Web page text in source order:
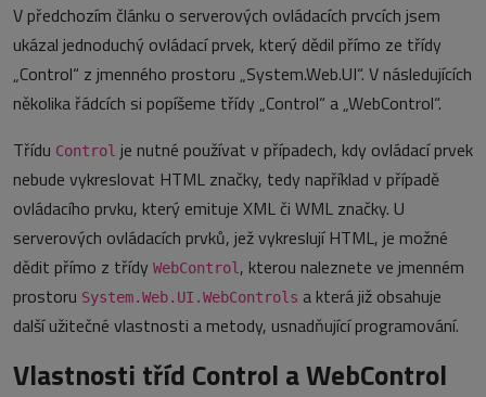
V předchozím článku o serverových ovládacích prvcích jsem
ukázal jednoduchý ovládací prvek, který dědil přímo ze třídy
„Control“ z jmenného prostoru „System.Web.UI“. V následujících
několika řádcích si popíšeme třídy „Control“ a „WebControl“.
Třídu Control je nutné používat v případech, kdy ovládací prvek
nebude vykreslovat HTML značky, tedy například v případě
ovládacího prvku, který emituje XML či WML značky. U
serverových ovládacích prvků, jež vykreslují HTML, je možné
dědit přímo z třídy WebControl , kterou naleznete ve jmenném
prostoru System.Web.UI.WebControls a která již obsahuje
další užitečné vlastnosti a metody, usnadňující programování.
Vlastnosti tříd Control a WebControl